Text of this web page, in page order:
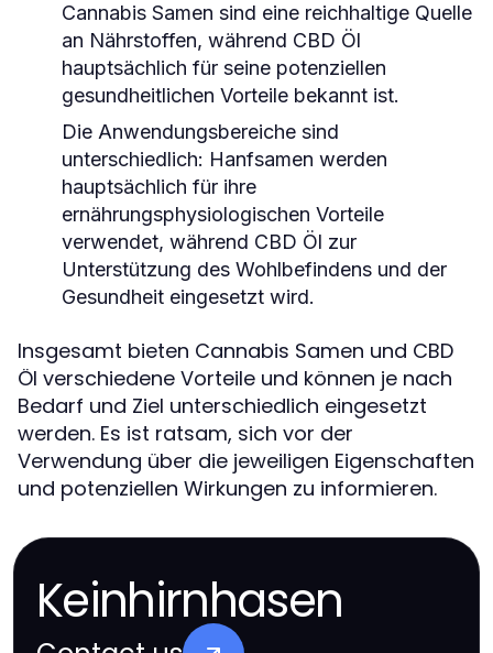
Cannabis Samen sind eine reichhaltige Quelle
an Nährstoffen, während CBD Öl
hauptsächlich für seine potenziellen
gesundheitlichen Vorteile bekannt ist.
Die Anwendungsbereiche sind
unterschiedlich: Hanfsamen werden
hauptsächlich für ihre
ernährungsphysiologischen Vorteile
verwendet, während CBD Öl zur
Unterstützung des Wohlbefindens und der
Gesundheit eingesetzt wird.
Insgesamt bieten Cannabis Samen und CBD
Öl verschiedene Vorteile und können je nach
Bedarf und Ziel unterschiedlich eingesetzt
werden. Es ist ratsam, sich vor der
Verwendung über die jeweiligen Eigenschaften
und potenziellen Wirkungen zu informieren.
Keinhirnhasen